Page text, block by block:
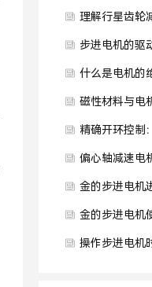
理解行星齿轮
步进电机的驱
什么是电机的
磁性材料与电
精确开环控制
势
偏心轴减速电
用前景
金的步进电机
大方面
金的步进电机
工作
操作步进电机